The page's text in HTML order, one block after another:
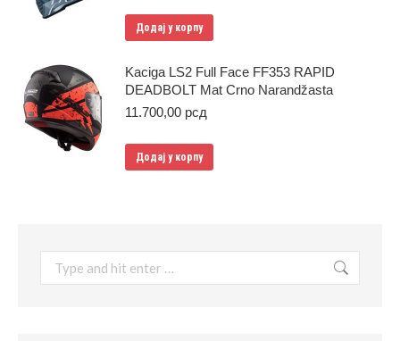
Додај у корпу
Kaciga LS2 Full Face FF353 RAPID
DEADBOLT Mat Crno Narandžasta
11.700,00 рсд
Додај у корпу